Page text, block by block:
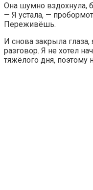
Она шумно вздохнула,
— Я устала, —
Переживёшь.
И снова закрыла
разговор. Я не хотел
тяжёлого дня, поэтому